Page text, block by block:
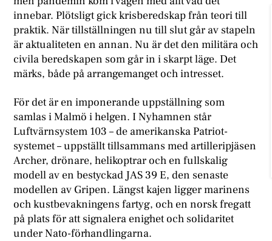
innebar. Plötsligt gick krisberedskap från teori till
praktik. När tillställningen nu till slut går av stapeln
är aktualiteten en annan. Nu är det den militära och
civila beredskapen som går in i skarpt läge. Det
märks, både på arrangemanget och intresset.
För det är en imponerande uppställning som
samlas i Malmö i helgen. I Nyhamnen står
Luftvärnsystem 103 – de amerikanska Patriot-
systemet – uppställt tillsammans med artilleripjäsen
Archer, drönare, helikoptrar och en fullskalig
modell av en bestyckad JAS 39 E, den senaste
modellen av Gripen. Längst kajen ligger marinens
och kustbevakningens fartyg, och en norsk fregatt
på plats för att signalera enighet och solidaritet
under Nato-förhandlingarna.